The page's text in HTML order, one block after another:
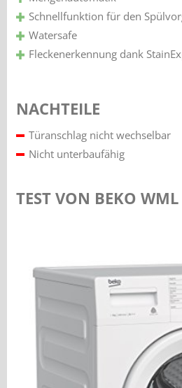
Schnellfunktion für den
Watersafe
Fleckenerkennung dank
NACHTEILE
Türanschlag nicht wechselbar
Nicht unterbaufähig
TEST VON BEKO